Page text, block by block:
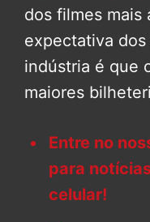
dos filmes mais
expectativa
indústria é que
maiores
Entre no
para
celular!